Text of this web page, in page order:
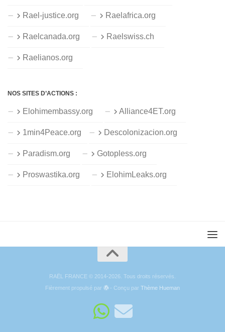
Rael-justice.org Raelafrica.org
Raelcanada.org Raelswiss.ch
Raelianos.org
NOS SITES D’ACTIONS :
Elohimembassy.org Alliance4ET.org
1min4Peace.org Descolonizacion.org
Paradism.org Gotopless.org
Proswastika.org ElohimLeaks.org
RAËL FRANCE © 2014-2026. Tous droits réservés.
Fièrement propulsé par
- Conçu parThème Hueman